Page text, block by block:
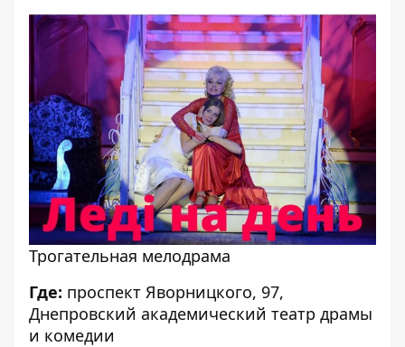
Трогательная мелодрама
Где: проспект Яворницкого, 97,
Днепровский академический театр драмы
и комедии